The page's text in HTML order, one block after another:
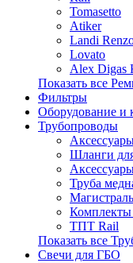
Tomasetto
Atiker
Landi
Lovato
Alex Digas
Показать все
Фильтры
Оборудование и
Трубопроводы
Шланги
Труба
Комплекты
ТПТ Rail
Показать все
Свечи для ГБО